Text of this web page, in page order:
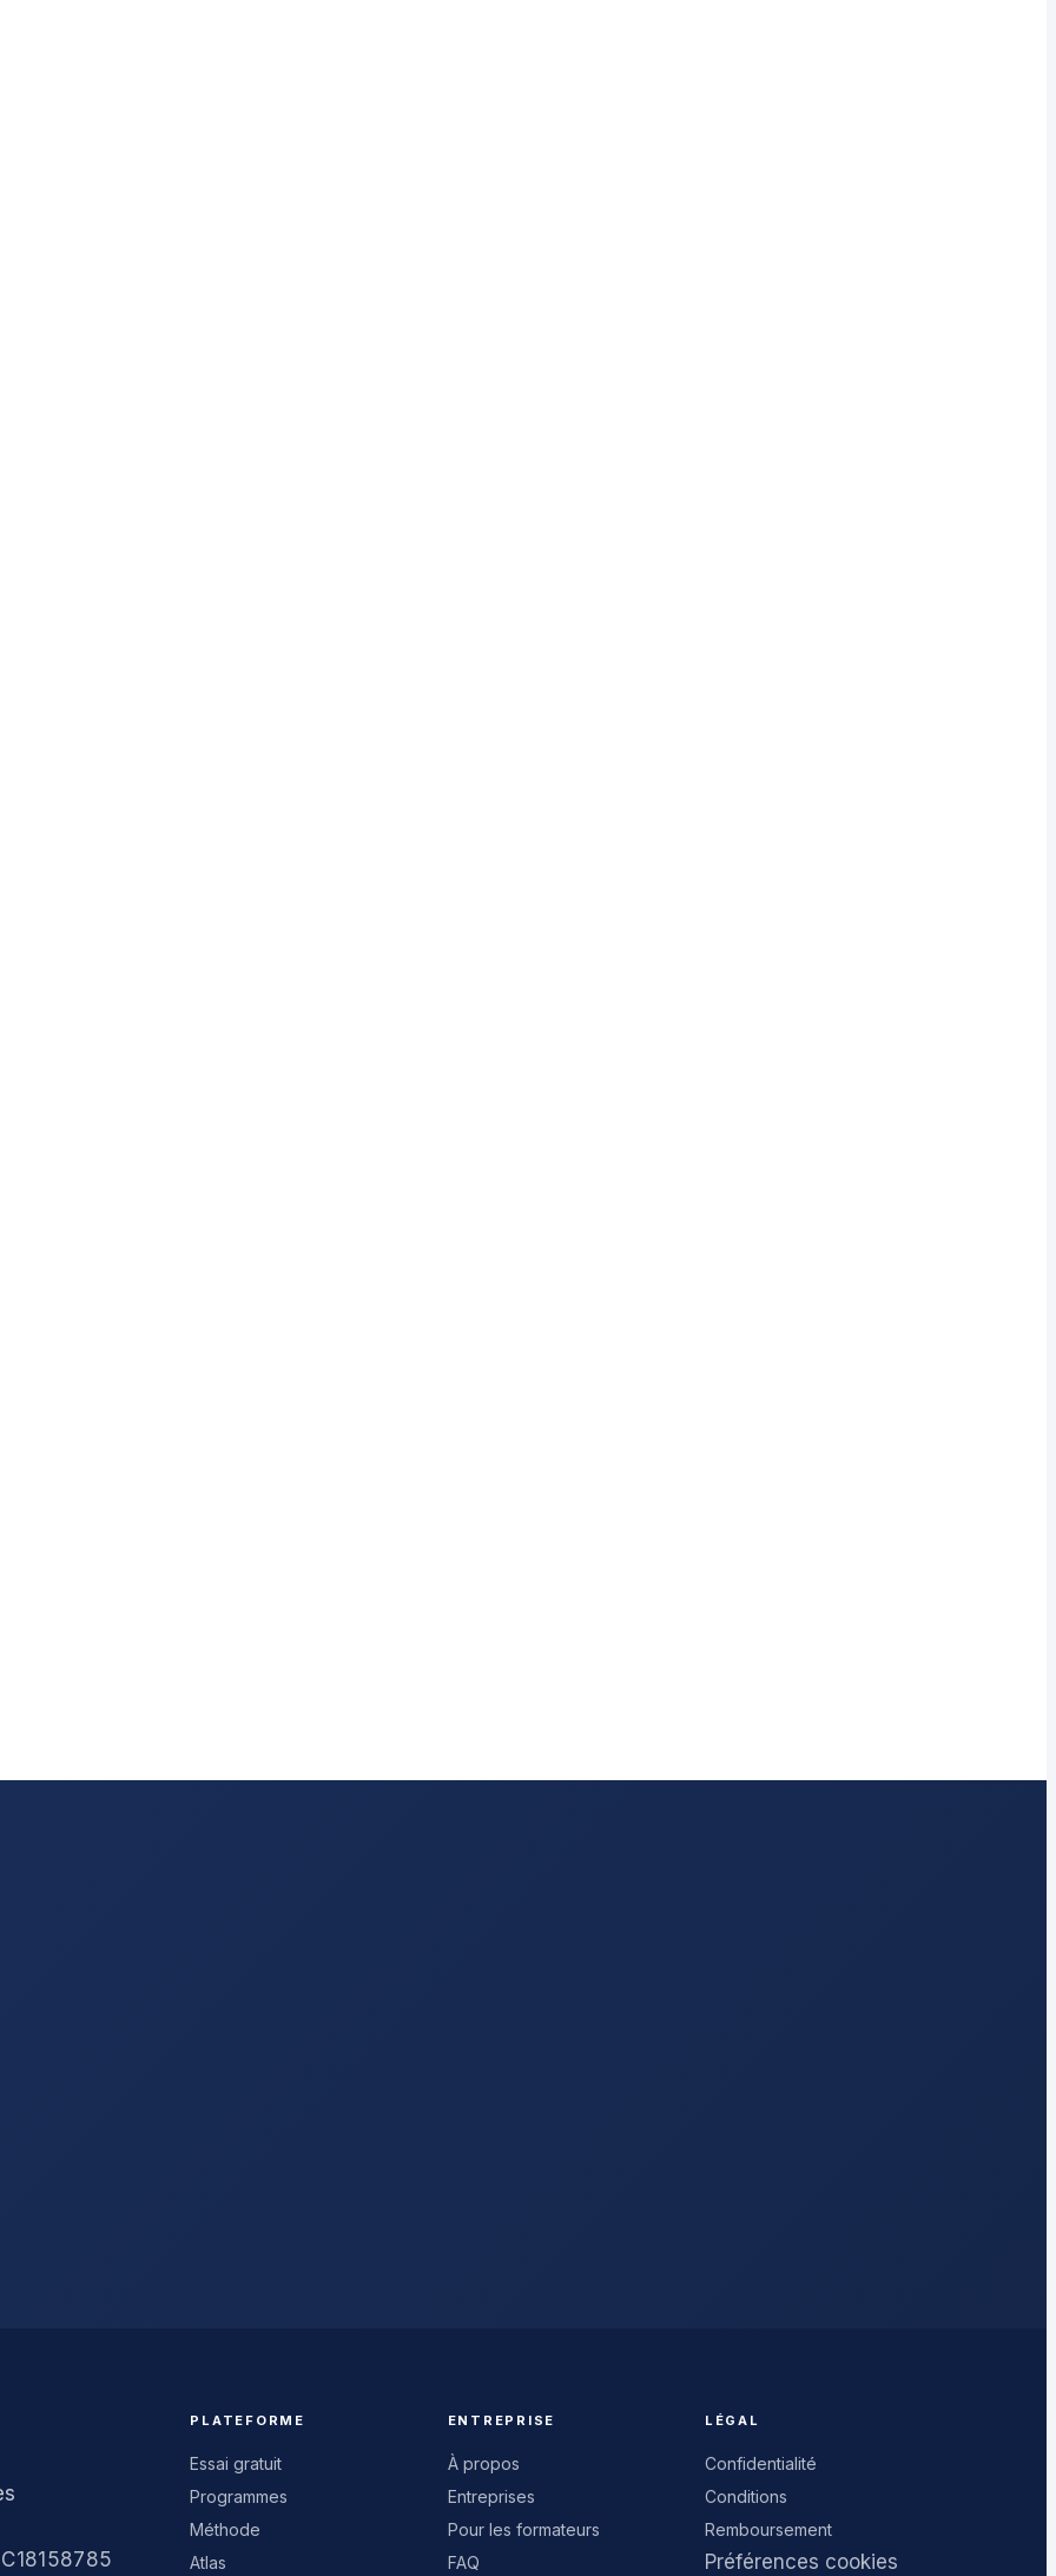
PLATEFORME
Essai gratuit
Programmes
Méthode
Atlas
ENTREPRISE
À propos
Entreprises
Pour les formateurs
FAQ
LÉGAL
Confidentialité
Conditions
Remboursement
Préférences cookies